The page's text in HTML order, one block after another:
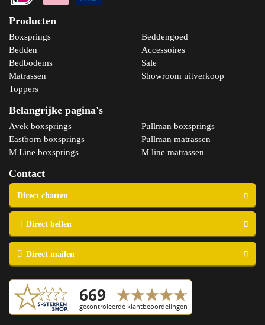
Producten
Boxsprings
Bedden
Bedbodems
Matrassen
Toppers
Beddengoed
Accessoires
Sale
Showroom uitverkoop
Belangrijke pagina's
Avek boxsprings
Eastborn boxsprings
M Line boxsprings
Pullman boxsprings
Pullman matrassen
M line matrassen
Contact